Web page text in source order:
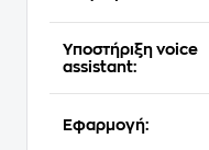
Υποστήριξη voice
assistant:
Εφαρμογή: